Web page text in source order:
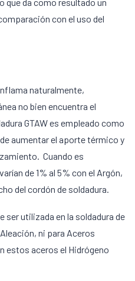
con el uso del
naturalmente,
no bien encuentra el
GTAW es empleado como
aumentar el aporte térmico y
Cuando es
de 1% al 5% con el Argón,
del cordón de soldadura.
ser utilizada en la soldadura de
ni para Aceros
estos aceros el Hidrógeno